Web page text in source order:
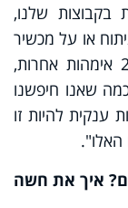
בקבוצות שלנו,
או על מכשיר
שמיעה כזה או אחר, משיבות לה מיד 20 אימהות אחרות,
שאנו חיפשנו
ענקית להיות זו
איך את חשה